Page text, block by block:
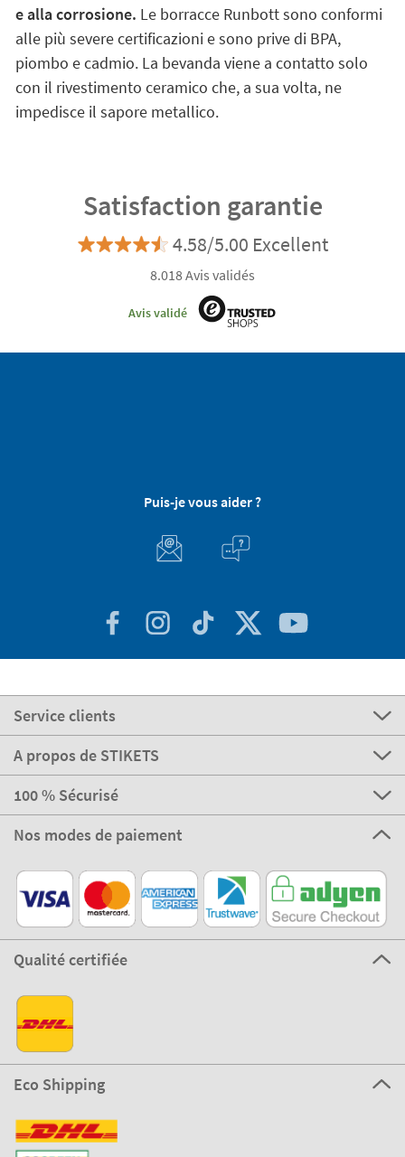
e alla corrosione. Le borracce Runbott sono conformi
alle più severe certificazioni e sono prive di BPA,
piombo e cadmio. La bevanda viene a contatto solo
con il rivestimento ceramico che, a sua volta, ne
impedisce il sapore metallico.
Satisfaction garantie
4.58/5.00 Excellent
8.018 Avis validés
Avis validé
Puis-je vous aider ?
Service clients
A propos de STIKETS
100 % Sécurisé
Nos modes de paiement
Qualité certifiée
Eco Shipping